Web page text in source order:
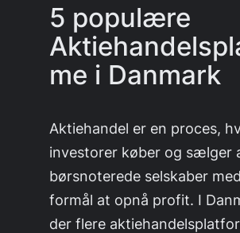
5 populære
me i Danmark
Aktiehandel er en proces,
investorer køber og sælger
børsnoterede selskaber
formål at opnå profit. I
der flere